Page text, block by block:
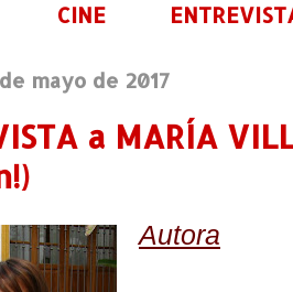
CINE
mayo de 2017
a MARÍA
Autora